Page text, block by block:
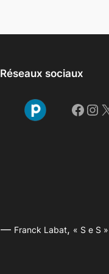
Réseaux sociaux
Facebook Instagram X
— Franck Labat, « S e S »